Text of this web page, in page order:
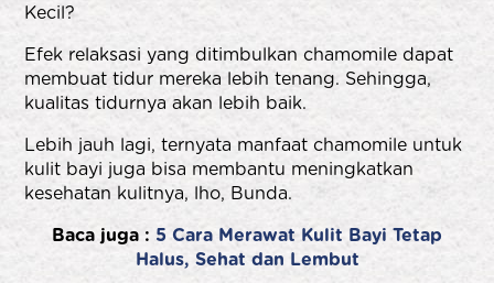
Kecil?
Efek relaksasi yang ditimbulkan chamomile dapat
membuat tidur mereka lebih tenang. Sehingga,
kualitas tidurnya akan lebih baik.
Lebih jauh lagi, ternyata manfaat chamomile untuk
kulit bayi juga bisa membantu meningkatkan
kesehatan kulitnya, lho, Bunda.
Baca juga : 5 Cara Merawat Kulit Bayi Tetap
Halus, Sehat dan Lembut